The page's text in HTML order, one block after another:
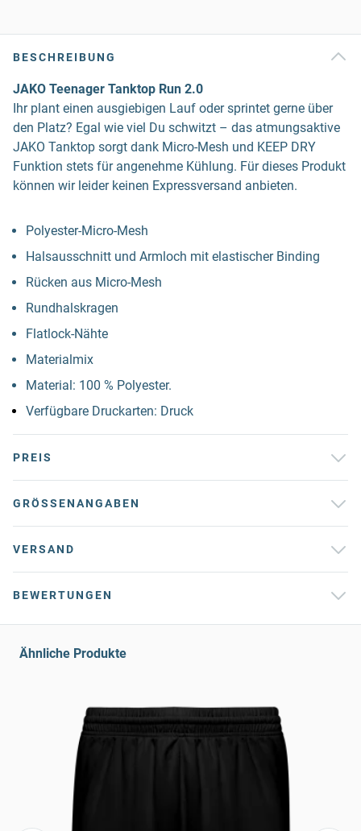
BESCHREIBUNG
JAKO Teenager Tanktop Run 2.0
Ihr plant einen ausgiebigen Lauf oder sprintet gerne über
den Platz? Egal wie viel Du schwitzt – das atmungsaktive
JAKO Tanktop sorgt dank Micro-Mesh und KEEP DRY
Funktion stets für angenehme Kühlung. Für dieses Produkt
können wir leider keinen Expressversand anbieten.
Polyester-Micro-Mesh
Halsausschnitt und Armloch mit elastischer Binding
Rücken aus Micro-Mesh
Rundhalskragen
Flatlock-Nähte
Materialmix
Material: 100 % Polyester.
Verfügbare Druckarten: Druck
PREIS
GRÖSSENANGABEN
VERSAND
BEWERTUNGEN
Ähnliche Produkte